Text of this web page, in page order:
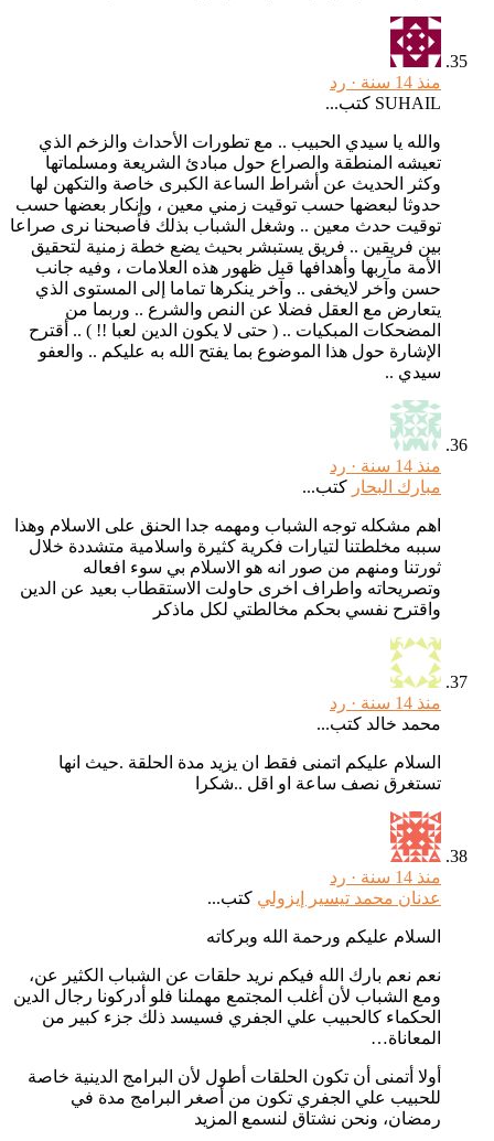
رد
SUHAIL كتب...
والله يا سيدي الحبيب .. مع تطورات الأحداث والزخم الذي
تعيشه المنطقة والصراع حول مبادئ الشريعة ومسلماتها
وكثر الحديث عن أشراط الساعة الكبرى خاصة والتكهن لها
حدوثا لبعضها حسب توقيت زمني معين ، وإنكار بعضها حسب
توقيت حدث معين .. وشغل الشباب بذلك فأصبحنا نرى صراعا
بين فريقين .. فريق يستبشر بحيث يضع خطة زمنية لتحقيق
الأمة مآربها وأهدافها قبل ظهور هذه العلامات ، وفيه جانب
حسن وآخر لايخفى .. وآخر ينكرها تماما إلى المستوى الذي
يتعارض مع العقل فضلا عن النص والشرع .. وربما من
المضحكات المبكيات .. ( حتى لا يكون الدين لعبا !! ) .. أقترح
الإشارة حول هذا الموضوع بما يفتح الله به عليكم .. والعفو
سيدي ..
رد
مبارك البحار كتب...
اهم مشكله توجه الشباب ومهمه جدا الحنق على الاسلام وهذا
سببه مخلطتنا لتيارات فكرية كثيرة واسلامية متشددة خلال
ثورتنا ومنهم من صور انه هو الاسلام بي سوء افعاله
وتصريحاته واطراف اخرى حاولت الاستقطاب بعيد عن الدين
واقترح نفسي بحكم مخالطتي لكل ماذكر
رد
محمد خالد كتب...
السلام عليكم اتمنى فقط ان يزيد مدة الحلقة .حيث انها
تستغرق نصف ساعة او اقل ..شكرا
رد
عدنان محمد تيسير إيزوليكتب...
السلام عليكم ورحمة الله وبركاته
نعم نعم بارك الله فيكم نريد حلقات عن الشباب الكثير عن،
ومع الشباب لأن أغلب المجتمع مهملنا فلو أدركونا رجال الدين
الحكماء كالحبيب علي الجفري فسيسد ذلك جزء كبير من
المعاناة…
أولا أتمنى أن تكون الحلقات أطول لأن البرامج الدينية خاصة
للحبيب علي الجفري تكون من أصغر البرامج مدة في
رمضان، ونحن نشتاق لنسمع المزيد